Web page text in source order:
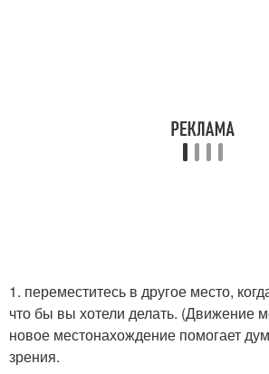
1. переместитесь в другое место,
что бы вы хотели делать. (Движение
новое местонахождение помогает
зрения.